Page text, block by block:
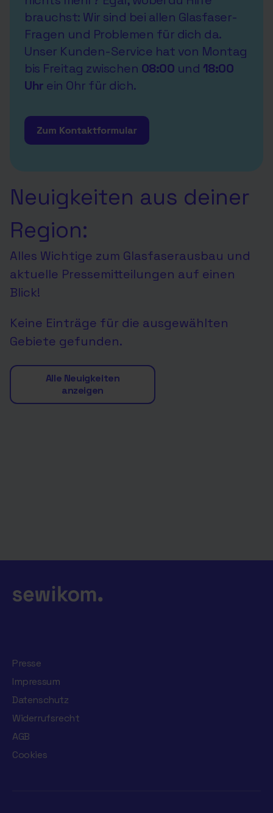
brauchst: Wir sind bei allen Glasfaser-
Fragen und Problemen für dich da.
Unser Kunden-Service hat von Montag
bis Freitag zwischen 08:00 und 18:00
Uhr ein Ohr für dich.
Neuigkeiten aus deiner
Region:
Alles Wichtige zum Glasfaserausbau und
aktuelle Pressemitteilungen auf einen
Blick!
Keine Einträge für die ausgewählten
Gebiete gefunden.
Alle Neuigkeiten
anzeigen
Presse
Impressum
Datenschutz
Widerrufsrecht
AGB
Cookies